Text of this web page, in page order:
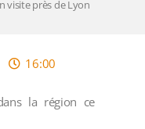
visite près de Lyon
16:00
la région ce